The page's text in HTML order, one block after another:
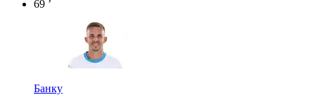
69 ’
Банку